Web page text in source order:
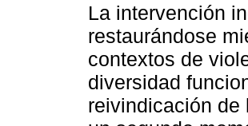
La intervención
restaurándose
contextos de
diversidad
reivindicación de